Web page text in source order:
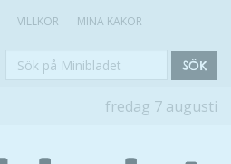
VILLKOR MINA KAKOR
Sök
SÖK
fredag 7 augusti